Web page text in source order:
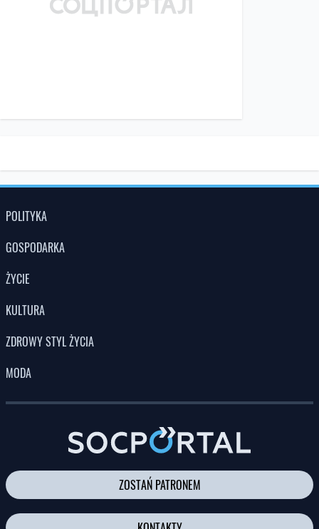
POLITYKA
GOSPODARKA
ŻYCIE
KULTURA
ZDROWY STYL ŻYCIA
MODA
ZOSTAŃ PATRONEM